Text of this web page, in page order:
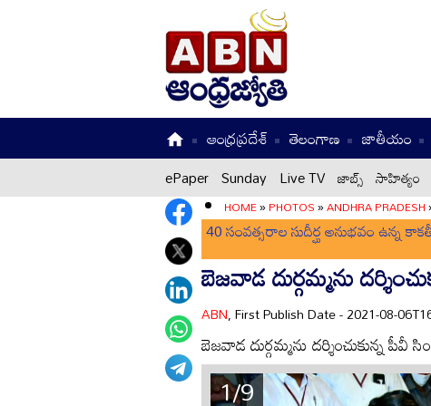
ఆంధ్రప్రదేశ్ తెలంగాణ జాతీయం
ePaper Sunday Live TV జాబ్స్ సాహిత్యం
HOME»PHOTOS»ANDHRA PRADESH
40 సంవత్సరాల సుదీర్ఘ అనుభవం ఉన్న
బెజవాడ దుర్గమ్మను
ABN, First Publish Date - 2021-08-
బెజవాడ దుర్గమ్మను దర్శించుకున్న పీవీ
1/9